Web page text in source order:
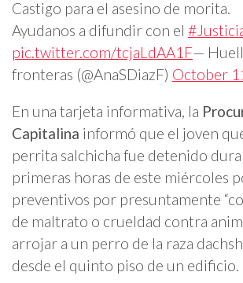
Castigo para el asesino de morita.
Ayudanos a difundir con el
pic.twitter.com/tcjaLdAA1F—
fronteras (@AnaSDiazF) October
En una tarjeta informativa, la
Capitalina informó que el joven
perrita salchicha fue detenido
primeras horas de este miércoles
preventivos por presuntamente
de maltrato o crueldad contra
arrojar a un perro de la raza
desde el quinto piso de un edificio.